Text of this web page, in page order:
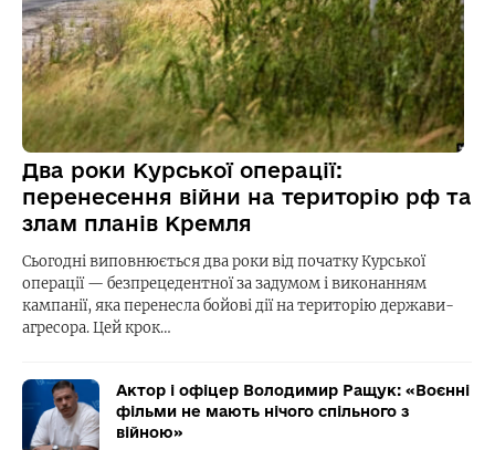
Два роки Курської операції:
перенесення війни на територію рф та
злам планів Кремля
Сьогодні виповнюється два роки від початку Курської
операції — безпрецедентної за задумом і виконанням
кампанії, яка перенесла бойові дії на територію держави-
агресора. Цей крок…
Актор і офіцер Володимир Ращук: «Воєнні
фільми не мають нічого спільного з
війною»